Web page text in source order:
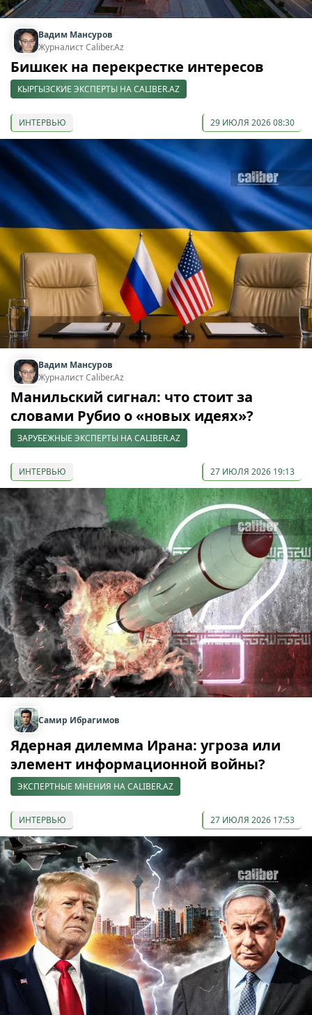
Вадим Мансуров
Журналист Caliber.Az
Бишкек на перекрестке интересов
КЫРГЫЗСКИЕ ЭКСПЕРТЫ НА CALIBER.AZ
ИНТЕРВЬЮ 29 ИЮЛЯ 2026 08:30
Вадим Мансуров
Журналист Caliber.Az
Манильский сигнал: что стоит за
словами Рубио о «новых идеях»?
ЗАРУБЕЖНЫЕ ЭКСПЕРТЫ НА CALIBER.AZ
ИНТЕРВЬЮ 27 ИЮЛЯ 2026 19:13
Самир Ибрагимов
Ядерная дилемма Ирана: угроза или
элемент информационной войны?
ЭКСПЕРТНЫЕ МНЕНИЯ НА CALIBER.AZ
ИНТЕРВЬЮ 27 ИЮЛЯ 2026 17:53